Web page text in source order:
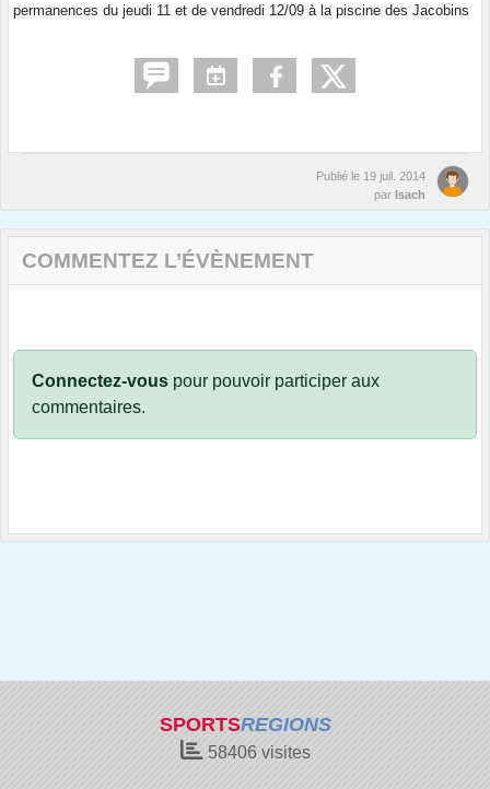
permanences du jeudi 11 et de vendredi 12/09 à la piscine des Jacobins
Publié le 19 juil. 2014
par Isach
COMMENTEZ L’ÉVÈNEMENT
Connectez-vous pour pouvoir participer aux
commentaires.
SPORTSREGIONS
58406visites